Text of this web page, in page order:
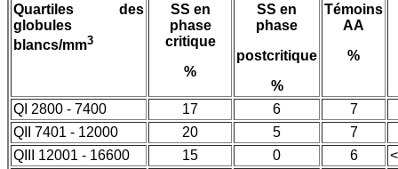
Quartiles des
globules
blancs/mm3
SS en
phase
critique
%
SS en
phase
postcritique
%
Témoins
AA
%
QI 2800 - 7400 17 6 7
QII 7401 - 12000
20 5 7
QIII 12001 - 16600
15 0 6